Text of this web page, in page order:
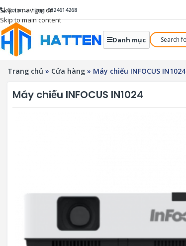
Skip to navigation
Skip to main content
Gọi mua hàng:0824614268
Danh mục
Trang chủ » Cửa hàng » Máy chiếu INFOCUS IN1024
Máy chiếu INFOCUS IN1024